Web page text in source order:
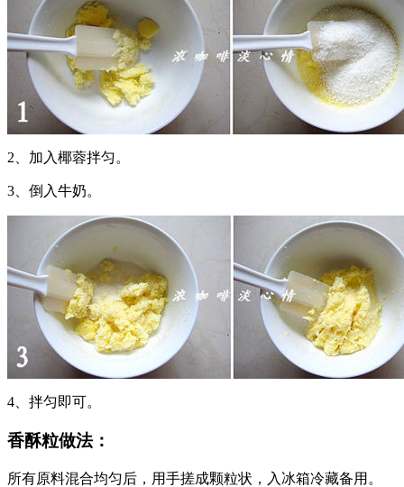
2、加入椰蓉拌匀。
3、倒入牛奶。
4、拌匀即可。
香酥粒做法：
所有原料混合均匀后，用手搓成颗粒状，入冰箱冷藏备用。